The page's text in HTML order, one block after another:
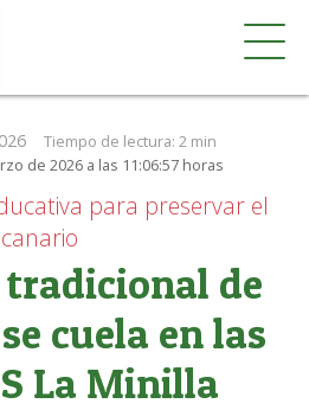
Tiempo de lectura: 2 min
de 2026 a las 11:06:57 horas
para preservar el
de
cuela en las
La Minilla